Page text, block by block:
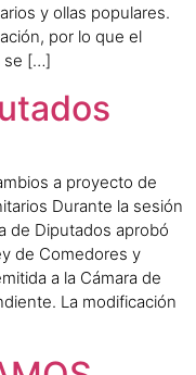
y ollas populares.
por lo que el
se […]
a proyecto de
Durante la sesión
de Diputados aprobó
de Comedores y
a la Cámara de
La modificación